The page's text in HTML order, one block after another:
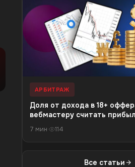
АРБИТРАЖ
Доля от дохода в 18+
вебмастеру считать
7 мин· 114
Все статьи